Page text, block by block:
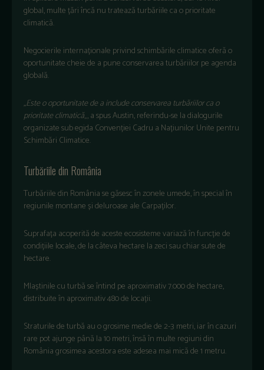
global, multe țări încă nu tratează turbăriile ca o prioritate
climatică.
Negocierile internaționale privind schimbările climatice oferă o
oportunitate cheie de a pune conservarea turbăriilor pe agenda
globală.
„Este o oportunitate de a include conservarea turbăriilor ca o
prioritate climatică„, a spus Austin, referindu-se la dialogurile
organizate sub egida Convenției Cadru a Națiunilor Unite pentru
Schimbări Climatice.
Turbăriile din România
Turbăriile din România se găsesc în zonele umede, în special în
regiunile montane și deluroase ale Carpaților.
Suprafața acoperită de aceste ecosisteme variază în funcție de
condițiile locale, de la câteva hectare la zeci sau chiar sute de
hectare.
Mlaștinile cu turbă se întind pe aproximativ 7.000 de hectare,
distribuite în aproximativ 480 de locații.
Straturile de turbă au o grosime medie de 2-3 metri, iar în cazuri
rare pot ajunge până la 10 metri, însă în multe regiuni din
România grosimea acestora este adesea mai mică de 1 metru.